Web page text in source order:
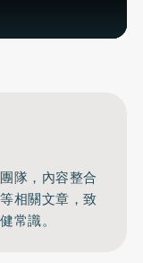
隊，內容整合
相關文章，致
常識。